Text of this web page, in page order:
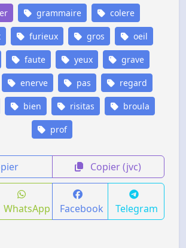
grammaire colere
furieux gros oeil
faute yeux grave
enerve pas regard
bien risitas broula
prof
Copier (jvc)
WhatsApp Facebook Telegram